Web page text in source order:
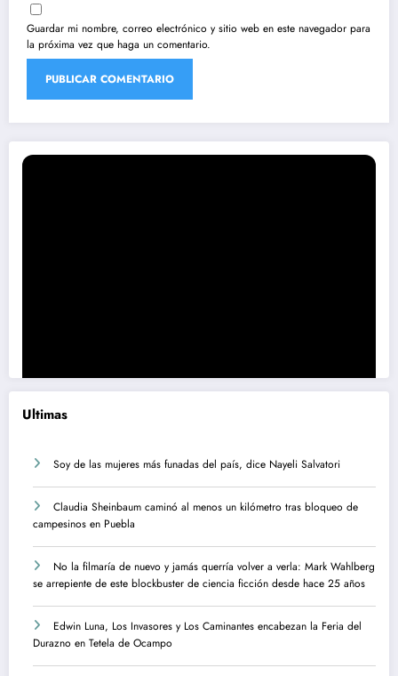
Guardar mi nombre, correo electrónico y sitio web en este navegador para
la próxima vez que haga un comentario.
Ultimas
Soy de las mujeres más funadas del país, dice Nayeli Salvatori
Claudia Sheinbaum caminó al menos un kilómetro tras bloqueo de
campesinos en Puebla
No la filmaría de nuevo y jamás querría volver a verla: Mark Wahlberg
se arrepiente de este blockbuster de ciencia ficción desde hace 25 años
Edwin Luna, Los Invasores y Los Caminantes encabezan la Feria del
Durazno en Tetela de Ocampo